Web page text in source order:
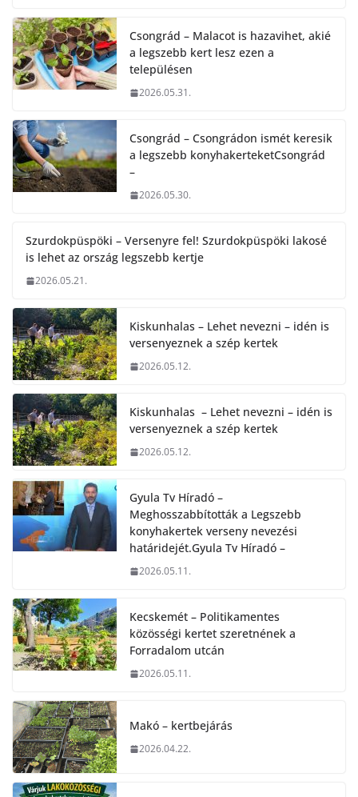
Csongrád – Malacot is hazavihet, akié
a legszebb kert lesz ezen a
településen
2026.05.31.
Csongrád – Csongrádon ismét keresik
a legszebb konyhakerteketCsongrád
–
2026.05.30.
Szurdokpüspöki – Versenyre fel! Szurdokpüspöki lakosé
is lehet az ország legszebb kertje
2026.05.21.
Kiskunhalas – Lehet nevezni – idén is
versenyeznek a szép kertek
2026.05.12.
Kiskunhalas – Lehet nevezni – idén is
versenyeznek a szép kertek
2026.05.12.
Gyula Tv Híradó –
Meghosszabbították a Legszebb
konyhakertek verseny nevezési
határidejét.Gyula Tv Híradó –
2026.05.11.
Kecskemét – Politikamentes
közösségi kertet szeretnének a
Forradalom utcán
2026.05.11.
Makó – kertbejárás
2026.04.22.